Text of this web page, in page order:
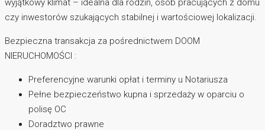
wyjątkowy klimat – idealna dla rodzin, osób pracujących z domu
czy inwestorów szukających stabilnej i wartościowej lokalizacji.
Bezpieczna transakcja za pośrednictwem DOOM
NIERUCHOMOŚCI :
Preferencyjne warunki opłat i terminy u Notariusza
Pełne bezpieczeństwo kupna i sprzedaży w oparciu o
polisę OC
Doradztwo prawne